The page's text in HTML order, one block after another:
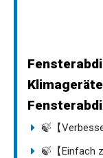
🍃【
🍃【Einfach